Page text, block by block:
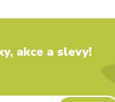
akce a slevy!